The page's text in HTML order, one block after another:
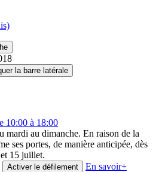
la barre latérale
10:00 à 18:00
mardi au dimanche. En raison de la
ses portes, de manière anticipée, dès
15 juillet.
Activer le défilement En savoir+